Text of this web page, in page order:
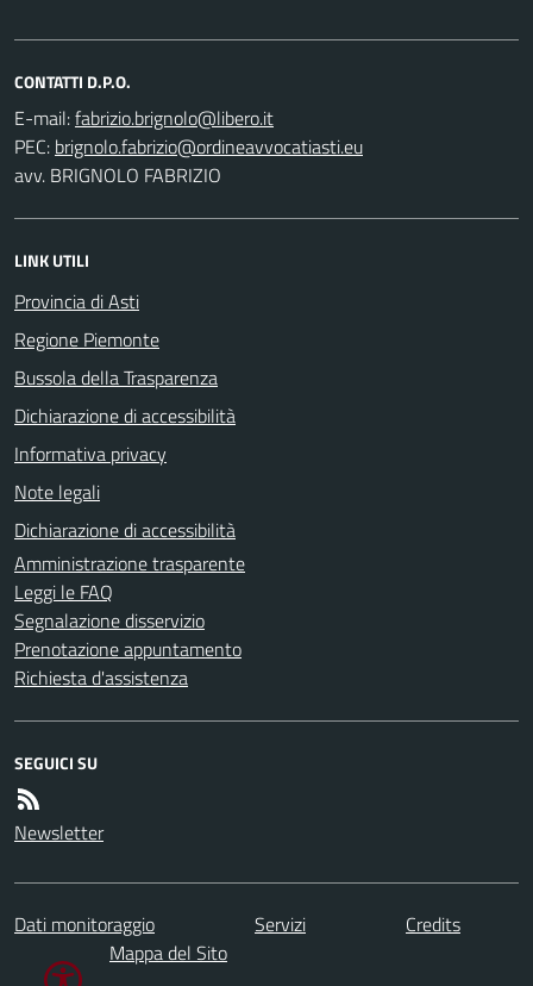
CONTATTI D.P.O.
E-mail:
PEC:
avv. BRIGNOLO FABRIZIO
LINK UTILI
Provincia di Asti
Regione Piemonte
Bussola della Trasparenza
Dichiarazione di accessibilità
Informativa privacy
Note legali
Dichiarazione di accessibilità
Amministrazione trasparente
Leggi le FAQ
Segnalazione disservizio
Prenotazione appuntamento
Richiesta d'assistenza
SEGUICI SU
Newsletter
Dati monitoraggio Servizi
Credits
Mappa del Sito